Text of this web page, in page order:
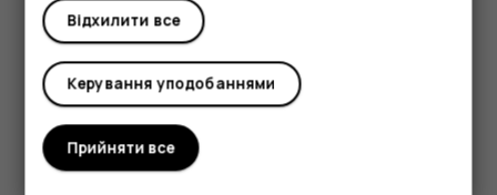
Це було для вас корисним?
Відхилити все
Керування уподобаннями
Прийняти все